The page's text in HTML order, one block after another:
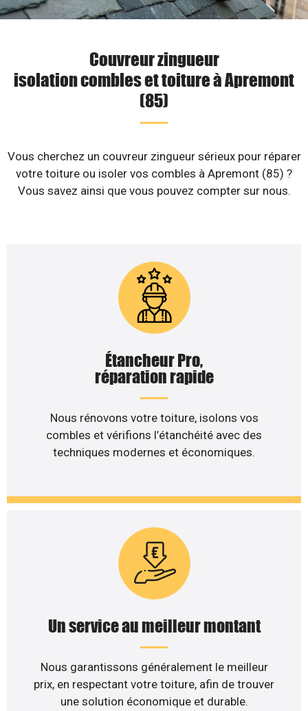
Couvreur zingueur
isolation combles et toiture à Apremont
(85)
Vous cherchez un couvreur zingueur sérieux pour réparer
votre toiture ou isoler vos combles à Apremont (85) ?
Vous savez ainsi que vous pouvez compter sur nous.
Étancheur Pro,
réparation rapide
Nous rénovons votre toiture, isolons vos
combles et vérifions l’étanchéité avec des
techniques modernes et économiques.
Un service au meilleur montant
Nous garantissons généralement le meilleur
prix, en respectant votre toiture, afin de trouver
une solution économique et durable.